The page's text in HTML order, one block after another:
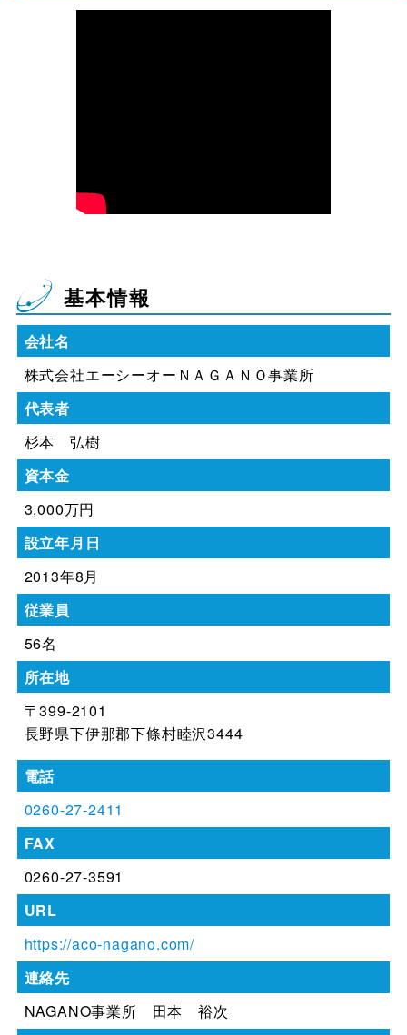
基本情報
会社名
株式会社エーシーオーＮＡＧＡＮＯ事業所
代表者
杉本 弘樹
資本金
3,000万円
設立年月日
2013年8月
従業員
56名
所在地
〒399-2101
長野県下伊那郡下條村睦沢3444
電話
0260-27-2411
FAX
0260-27-3591
URL
https://aco-nagano.com/
連絡先
NAGANO事業所 田本 裕次